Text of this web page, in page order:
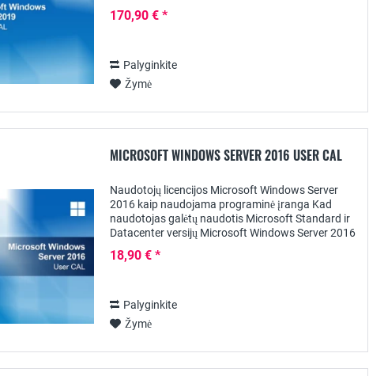
170,90 € *
Palyginkite
Žymė
MICROSOFT WINDOWS SERVER 2016 USER CAL
Naudotojų licencijos Microsoft Windows Server
2016 kaip naudojama programinė įranga Kad
naudotojas galėtų naudotis Microsoft Standard ir
Datacenter versijų Microsoft Windows Server 2016
18,90 € *
Palyginkite
Žymė